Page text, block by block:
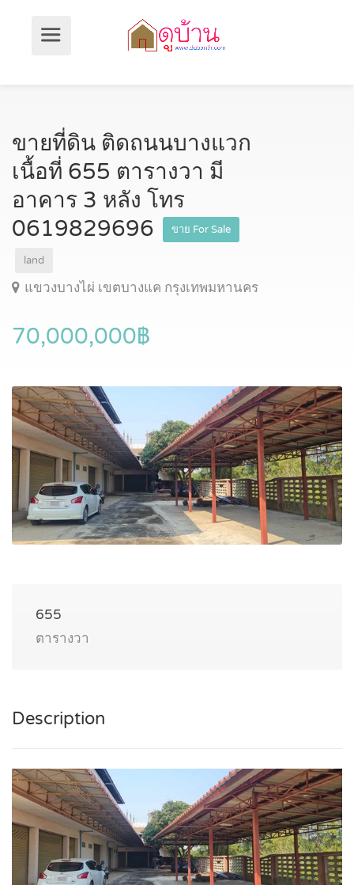
ขายที่ดิน ติดถนนบางแวก
เนื้อที่ 655 ตารางวา มี
อาคาร 3 หลัง โทร
0619829696
ขาย For Sale
land
แขวงบางไผ่ เขตบางแค กรุงเทพมหานคร
70,000,000฿
655
ตารางวา
Description